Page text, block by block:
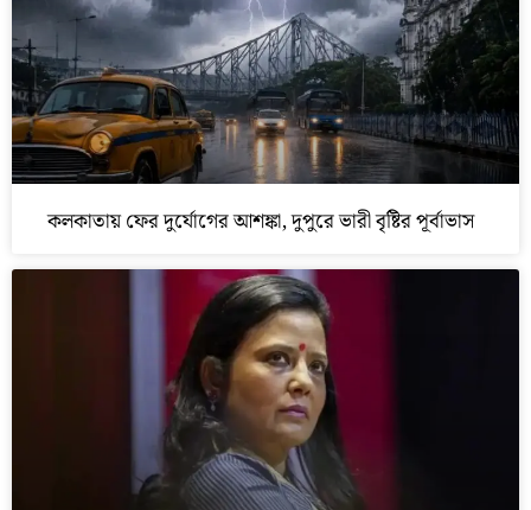
কলকাতায় ফের দুর্যোগের আশঙ্কা, দুপুরে ভারী বৃষ্টির পূর্বাভাস